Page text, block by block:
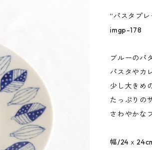
“パスタプ
imgp-178
ブルーのパ
パスタやカ
少し大きめ
たっぷりの
さわやかな
幅/24ｘ